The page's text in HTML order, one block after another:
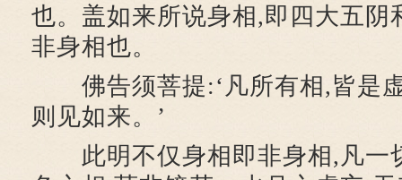
也。盖如来所说身相,即四大五阴
非身相也。
佛告须菩提:‘凡所有相,皆是
则见如来。’
此明不仅身相即非身相,凡一